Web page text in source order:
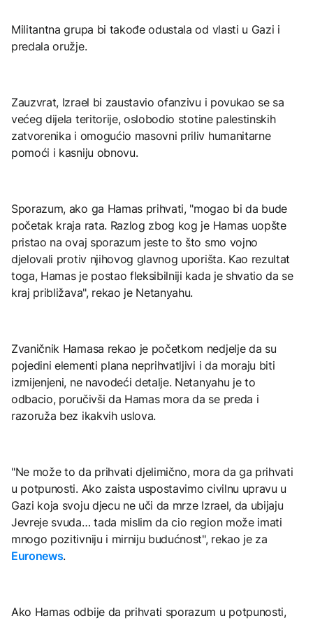
Militantna grupa bi takođe odustala od vlasti u Gazi i
predala oružje.
Zauzvrat, Izrael bi zaustavio ofanzivu i povukao se sa
većeg dijela teritorije, oslobodio stotine palestinskih
zatvorenika i omogućio masovni priliv humanitarne
pomoći i kasniju obnovu.
Sporazum, ako ga Hamas prihvati, "mogao bi da bude
početak kraja rata. Razlog zbog kog je Hamas uopšte
pristao na ovaj sporazum jeste to što smo vojno
djelovali protiv njihovog glavnog uporišta. Kao rezultat
toga, Hamas je postao fleksibilniji kada je shvatio da se
kraj približava", rekao je Netanyahu.
Zvaničnik Hamasa rekao je početkom nedjelje da su
pojedini elementi plana neprihvatljivi i da moraju biti
izmijenjeni, ne navodeći detalje. Netanyahu je to
odbacio, poručivši da Hamas mora da se preda i
razoruža bez ikakvih uslova.
"Ne može to da prihvati djelimično, mora da ga prihvati
u potpunosti. Ako zaista uspostavimo civilnu upravu u
Gazi koja svoju djecu ne uči da mrze Izrael, da ubijaju
Jevreje svuda… tada mislim da cio region može imati
mnogo pozitivniju i mirniju budućnost", rekao je za
Euronews.
Ako Hamas odbije da prihvati sporazum u potpunosti,